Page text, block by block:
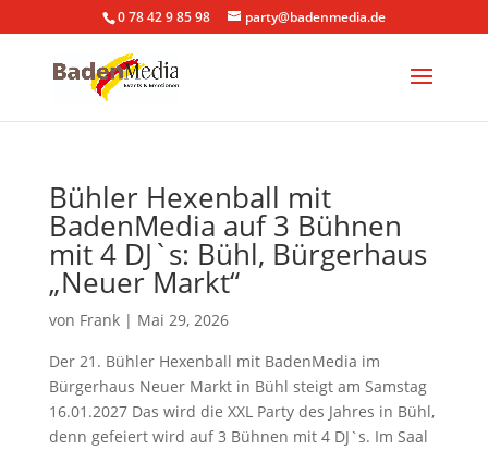
0 78 42 9 85 98 party@badenmedia.de
Bühler Hexenball mit
BadenMedia auf 3 Bühnen
mit 4 DJ`s: Bühl, Bürgerhaus
„Neuer Markt“
von Frank| Mai 29, 2026
Der 21. Bühler Hexenball mit BadenMedia im
Bürgerhaus Neuer Markt in Bühl steigt am Samstag
16.01.2027 Das wird die XXL Party des Jahres in Bühl,
denn gefeiert wird auf 3 Bühnen mit 4 DJ`s. Im Saal